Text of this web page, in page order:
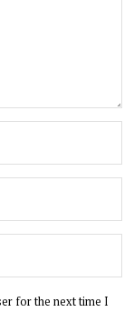
for the next time I